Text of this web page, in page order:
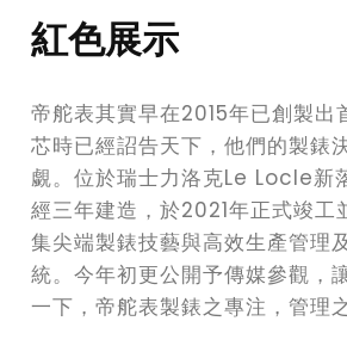
紅色展示
帝舵表其實早在2015年已創製出
芯時已經詔告天下，他們的製錶
覷。位於瑞士力洛克Le Locle新
經三年建造，於2021年正式竣工
集尖端製錶技藝與高效生產管理
統。今年初更公開予傳媒參觀，
一下，帝舵表製錶之專注，管理